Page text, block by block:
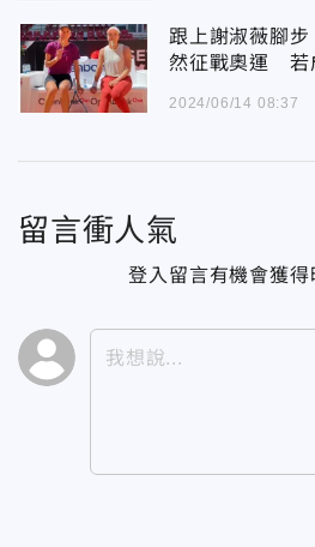
跟上謝淑薇腳
然征戰奧運 若
2024/06/14 08:37
留言衝人氣
登入留言有機會獲得